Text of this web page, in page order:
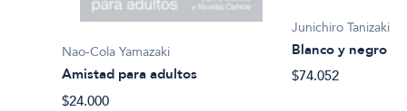
Nao-Cola Yamazaki
Amistad para adultos
$24.000
Junichiro Tanizaki
Blanco y negro
$74.052